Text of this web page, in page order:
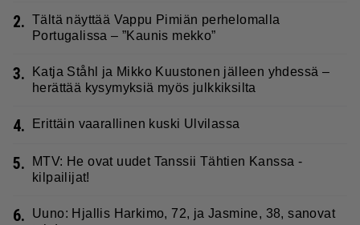
2. Tältä näyttää Vappu Pimiän perhelomalla
Portugalissa – ”Kaunis mekko”
3.
Katja Ståhl ja Mikko Kuustonen jälleen yhdessä –
herättää kysymyksiä myös julkkiksilta
4. Erittäin vaarallinen kuski Ulvilassa
5.
MTV: He ovat uudet Tanssii Tähtien Kanssa -
kilpailijat!
6.
Uuno: Hjallis Harkimo, 72, ja Jasmine, 38, sanovat